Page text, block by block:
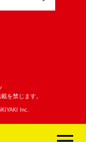
を禁じます。
Inc.